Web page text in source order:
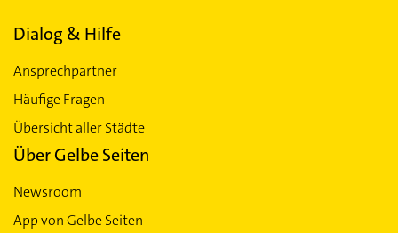
Dialog & Hilfe
Ansprechpartner
Häufige Fragen
Übersicht aller Städte
Über Gelbe Seiten
Newsroom
App von Gelbe Seiten